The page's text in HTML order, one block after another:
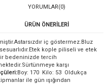
YORUMLAR(0)
ÜRÜN ÖNERILERI
iç göstermez.Bluz
kople piliseli ve etek
bedeninizde tercih
karşı
Boy: 170 Kilo: 53 Oldukça
ile gün ışığından